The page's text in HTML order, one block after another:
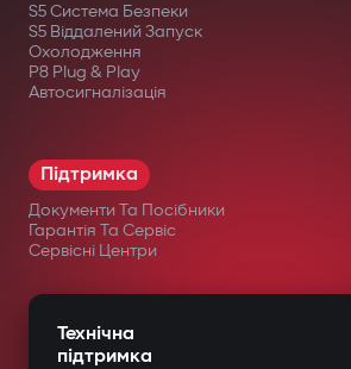
S5 Система Безпеки
S5 Віддалений Запуск
Охолодження
P8 Plug & Play
Автосигналізація
Підтримка
Документи Та Посібники
Гарантія Та Сервіс
Сервісні Центри
Технічна
підтримка